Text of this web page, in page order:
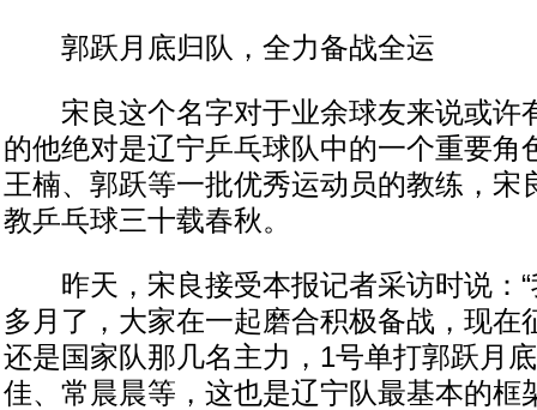
郭跃月底归队，全力备战全运
宋良这个名字对于业余球友来说或许
的他绝对是辽宁乒乓球队中的一个重要角
王楠、郭跃等一批优秀运动员的教练，宋
教乒乓球三十载春秋。
昨天，宋良接受本报记者采访时说：“
多月了，大家在一起磨合积极备战，现在
还是国家队那几名主力，1号单打郭跃月
佳、常晨晨等，这也是辽宁队最基本的框